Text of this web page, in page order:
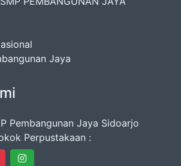
Jaya
Pembangunan Jaya Sidoarjo
Perpustakaan :